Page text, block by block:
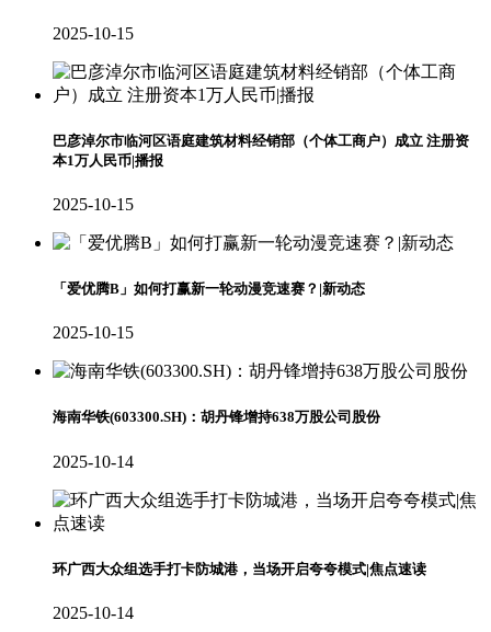
2025-10-15
巴彦淖尔市临河区语庭建筑材料经销部（个体工商户）成立 注册资
本1万人民币|播报
2025-10-15
「爱优腾B」如何打赢新一轮动漫竞速赛？|新动态
2025-10-15
海南华铁(603300.SH)：胡丹锋增持638万股公司股份
2025-10-14
环广西大众组选手打卡防城港，当场开启夸夸模式|焦点速读
2025-10-14